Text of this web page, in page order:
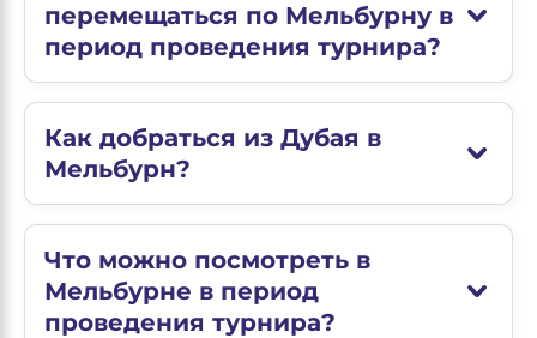
перемещаться по Мельбурну в
период проведения турнира?
Как добраться из Дубая в
Мельбурн?
Что можно посмотреть в
Мельбурне в период
проведения турнира?